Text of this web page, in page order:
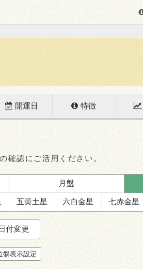
開運日 特徴
確認にご活用ください。
月盤
五黄土星 六白金星 七赤金星
日付変更
盤表示設定